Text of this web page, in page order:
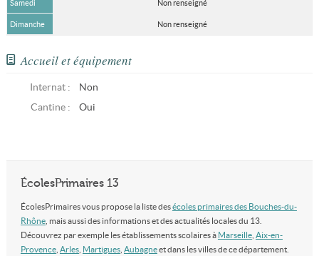
Samedi Non renseigné
Dimanche Non renseigné
Accueil et équipement
Internat :
Non
Cantine :
Oui
ÉcolesPrimaires 13
ÉcolesPrimaires vous propose la liste desécoles primaires des Bouches-du-
Rhône, mais aussi des informations et des actualités locales du 13.
Découvrez par exemple les établissements scolaires à Marseille, Aix-en-
Provence, Arles, Martigues, Aubagneet dans les villes de ce département.